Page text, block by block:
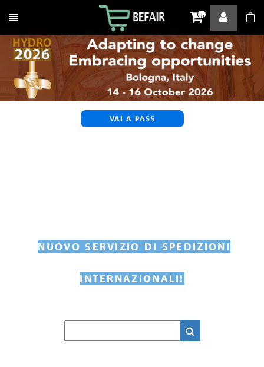
Attiva / disattiva la navigazione 0
VAI A PASS
NUOVO SERVIZIO DI SPEDIZIONI
INTERNAZIONALI!